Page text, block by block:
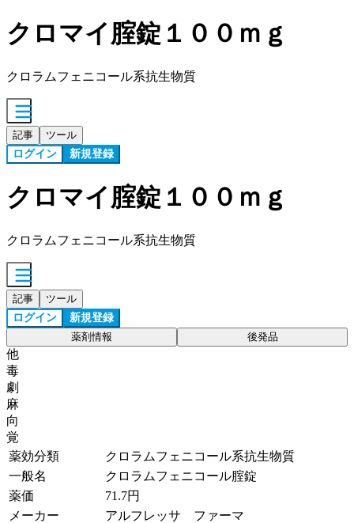
クロマイ腟錠１００ｍｇ
クロラムフェニコール系抗生物質
記事 ツール
ログイン 新規登録
クロマイ腟錠１００ｍｇ
クロラムフェニコール系抗生物質
記事 ツール
ログイン 新規登録
薬剤情報 後発品
他
毒
劇
麻
向
覚
薬効分類
クロラムフェニコール系抗生物質
一般名
クロラムフェニコール腟錠
薬価
71.7円
メーカー
アルフレッサ ファーマ